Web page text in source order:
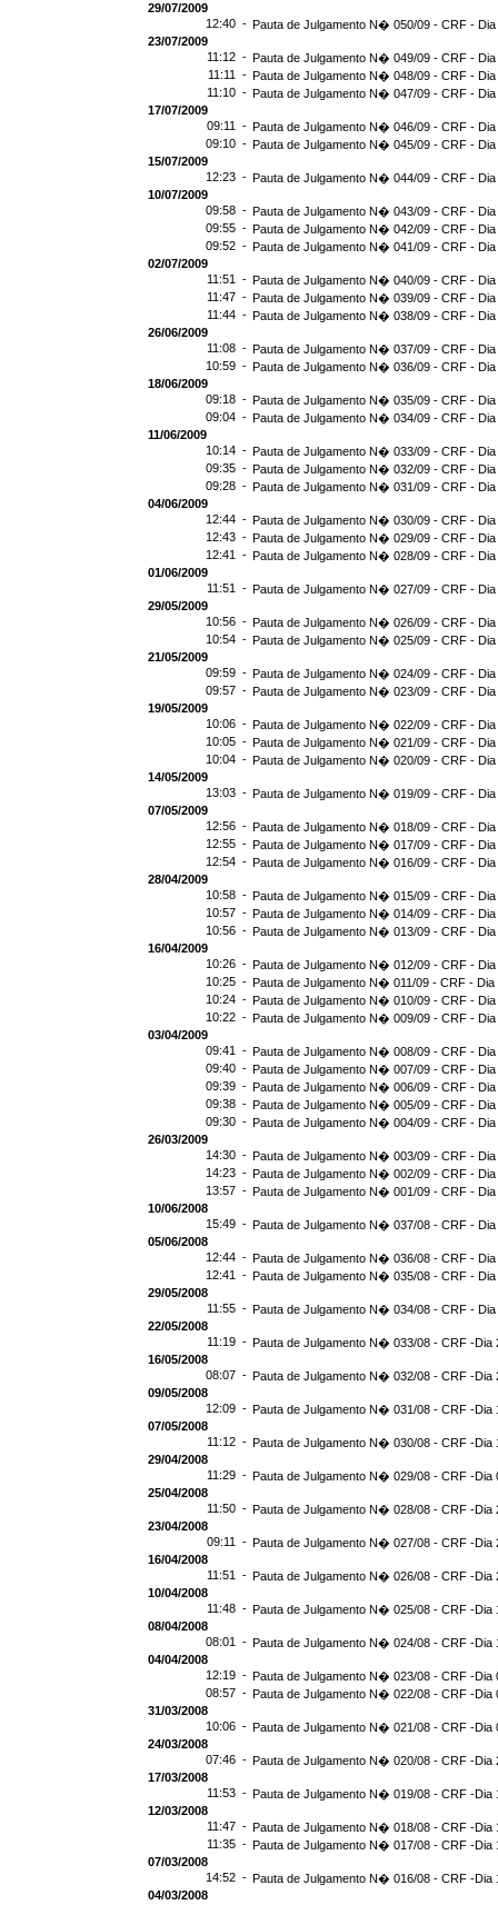
29/07/2009
12:40 - Pauta de Julgamento N� 050/09 - CRF - Dia
23/07/2009
11:12 - Pauta de Julgamento N� 049/09 - CRF - Dia
11:11 - Pauta de Julgamento N� 048/09 - CRF - Dia
11:10 - Pauta de Julgamento N� 047/09 - CRF - Dia
17/07/2009
09:11 - Pauta de Julgamento N� 046/09 - CRF - Dia
09:10 - Pauta de Julgamento N� 045/09 - CRF - Dia
15/07/2009
12:23 - Pauta de Julgamento N� 044/09 - CRF - Dia
10/07/2009
09:58 - Pauta de Julgamento N� 043/09 - CRF - Dia
09:55 - Pauta de Julgamento N� 042/09 - CRF - Dia
09:52 - Pauta de Julgamento N� 041/09 - CRF - Dia
02/07/2009
11:51 - Pauta de Julgamento N� 040/09 - CRF - Dia
11:47 - Pauta de Julgamento N� 039/09 - CRF - Dia
11:44 - Pauta de Julgamento N� 038/09 - CRF - Dia
26/06/2009
11:08 - Pauta de Julgamento N� 037/09 - CRF - Dia
10:59 - Pauta de Julgamento N� 036/09 - CRF - Dia
18/06/2009
09:18 - Pauta de Julgamento N� 035/09 - CRF - Dia
09:04 - Pauta de Julgamento N� 034/09 - CRF - Dia
11/06/2009
10:14 - Pauta de Julgamento N� 033/09 - CRF - Dia
09:35 - Pauta de Julgamento N� 032/09 - CRF - Dia
09:28 - Pauta de Julgamento N� 031/09 - CRF - Dia
04/06/2009
12:44 - Pauta de Julgamento N� 030/09 - CRF - Dia
12:43 - Pauta de Julgamento N� 029/09 - CRF - Dia
12:41 - Pauta de Julgamento N� 028/09 - CRF - Dia
01/06/2009
11:51 - Pauta de Julgamento N� 027/09 - CRF - Dia
29/05/2009
10:56 - Pauta de Julgamento N� 026/09 - CRF - Dia
10:54 - Pauta de Julgamento N� 025/09 - CRF - Dia
21/05/2009
09:59 - Pauta de Julgamento N� 024/09 - CRF - Dia
09:57 - Pauta de Julgamento N� 023/09 - CRF - Dia
19/05/2009
10:06 - Pauta de Julgamento N� 022/09 - CRF - Dia
10:05 - Pauta de Julgamento N� 021/09 - CRF - Dia
10:04 - Pauta de Julgamento N� 020/09 - CRF - Dia
14/05/2009
13:03 - Pauta de Julgamento N� 019/09 - CRF - Dia
07/05/2009
12:56 - Pauta de Julgamento N� 018/09 - CRF - Dia
12:55 - Pauta de Julgamento N� 017/09 - CRF - Dia
12:54 - Pauta de Julgamento N� 016/09 - CRF -
28/04/2009
10:58 - Pauta de Julgamento N� 015/09 - CRF - Dia
10:57 - Pauta de Julgamento N� 014/09 - CRF - Dia
10:56 - Pauta de Julgamento N� 013/09 - CRF - Dia
16/04/2009
10:26 - Pauta de Julgamento N� 012/09 - CRF - Dia
10:25 - Pauta de Julgamento N� 011/09 - CRF - Dia
10:24 - Pauta de Julgamento N� 010/09 - CRF - Dia
10:22 - Pauta de Julgamento N� 009/09 - CRF - Dia
03/04/2009
09:41 - Pauta de Julgamento N� 008/09 - CRF - Dia
09:40 - Pauta de Julgamento N� 007/09 - CRF - Dia
09:39 - Pauta de Julgamento N� 006/09 - CRF - Dia
09:38 - Pauta de Julgamento N� 005/09 - CRF - Dia
09:30 - Pauta de Julgamento N� 004/09 - CRF - Dia
26/03/2009
14:30 - Pauta de Julgamento N� 003/09 - CRF - Dia
14:23 - Pauta de Julgamento N� 002/09 - CRF - Dia
13:57 - Pauta de Julgamento N� 001/09 - CRF - Dia
10/06/2008
15:49 - Pauta de Julgamento N� 037/08 - CRF - Dia
05/06/2008
12:44 - Pauta de Julgamento N� 036/08 - CRF - Dia
12:41 - Pauta de Julgamento N� 035/08 - CRF - Dia
29/05/2008
11:55 - Pauta de Julgamento N� 034/08 - CRF - Dia
22/05/2008
11:19 - Pauta de Julgamento N� 033/08 - CRF -Dia
16/05/2008
08:07 - Pauta de Julgamento N� 032/08 - CRF -Dia
09/05/2008
12:09 - Pauta de Julgamento N� 031/08 - CRF -Dia
07/05/2008
11:12 - Pauta de Julgamento N� 030/08 - CRF -Dia
29/04/2008
11:29 - Pauta de Julgamento N� 029/08 - CRF -Dia
25/04/2008
11:50 - Pauta de Julgamento N� 028/08 - CRF -Dia
23/04/2008
09:11 - Pauta de Julgamento N� 027/08 - CRF -Dia
16/04/2008
11:51 - Pauta de Julgamento N� 026/08 - CRF -Dia
10/04/2008
11:48 - Pauta de Julgamento N� 025/08 - CRF -Dia
08/04/2008
08:01 - Pauta de Julgamento N� 024/08 - CRF -Dia
04/04/2008
12:19 - Pauta de Julgamento N� 023/08 - CRF -Dia
08:57 - Pauta de Julgamento N� 022/08 - CRF -Dia
31/03/2008
10:06 - Pauta de Julgamento N� 021/08 - CRF -Dia
24/03/2008
07:46 - Pauta de Julgamento N� 020/08 - CRF -Dia
17/03/2008
11:53 - Pauta de Julgamento N� 019/08 - CRF -Dia
12/03/2008
11:47 - Pauta de Julgamento N� 018/08 - CRF -Dia
11:35 - Pauta de Julgamento N� 017/08 - CRF -Dia
07/03/2008
14:52 - Pauta de Julgamento N� 016/08 - CRF -Dia
04/03/2008